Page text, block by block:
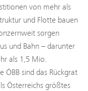
von mehr als
und Flotte bauen
sorgen
und Bahn – darunter
als 1,5 Mio.
ÖBB sind das Rückgrat
Österreichs größtes